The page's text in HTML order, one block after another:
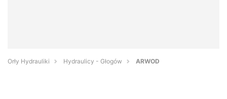
Orły Hydrauliki Hydraulicy - Głogów ARWOD